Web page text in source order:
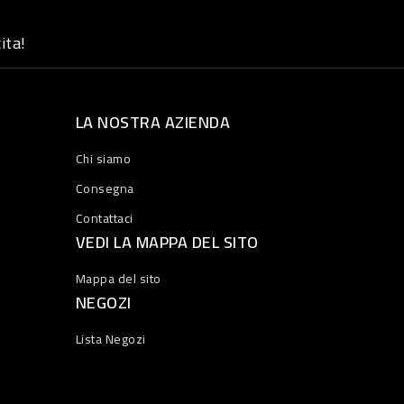
LA NOSTRA AZIENDA
Chi siamo
Consegna
Contattaci
VEDI LA MAPPA DEL SITO
Mappa del sito
NEGOZI
Lista Negozi